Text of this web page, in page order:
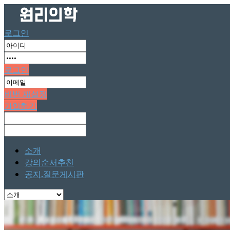
로그인
로그인
비번 재설정
가입하기
소개
강의순서추천
공지.질문게시판